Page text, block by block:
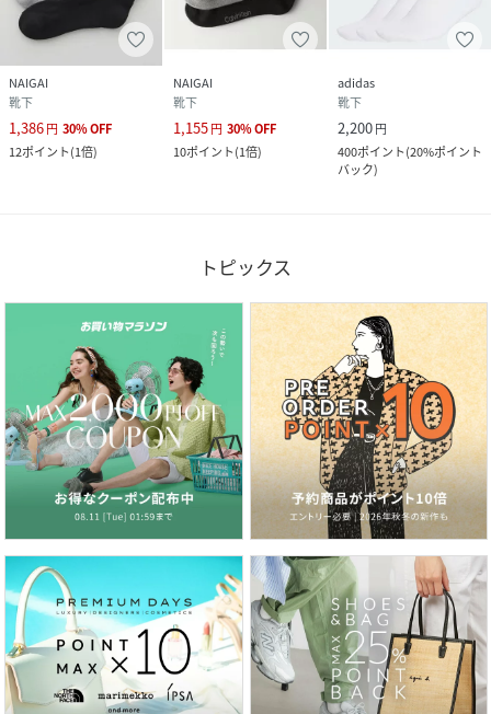
NAIGAI
靴下
1,386円 30%OFF
12ポイント(1倍)
NAIGAI
靴下
1,155円 30%OFF
10ポイント(1倍)
adidas
靴下
2,200円
400ポイント(20%ポイント
バック)
トピックス